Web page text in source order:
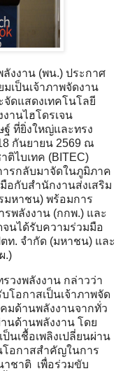
ลังงาน (พน.) ประกาศ
เป็นเจ้าภาพจัดงาน
จัดแสดงเทคโนโลยี
านไฮโดรเจน
ที่ยิ่งใหญ่และทรง
กันยายน 2569 ณ
ไบเทค (BITEC)
ารกลับมาจัดในภูมิภาค
อกับสำนักงานส่งเสริม
มหาชน) พร้อมการ
พลังงาน (กกพ.) และ
จนได้รับความร่วมมือ
ท. จำกัด (มหาชน) และ
.)
วงพลังงาน กล่าวว่า
โอกาสเป็นเจ้าภาพจัด
มด้านพลังงานจากทั่ว
นด้านพลังงาน โดย
ป็นเชื้อเพลิงเปลี่ยนผ่าน
โอกาสสำคัญในการ
าชาติ เพื่อร่วมขับ